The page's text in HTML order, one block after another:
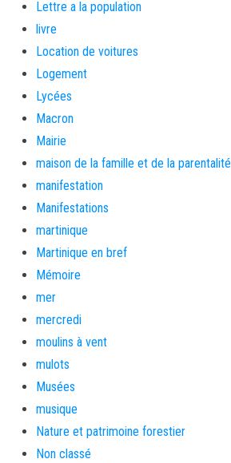
Lettre a la population
livre
Location de voitures
Logement
Lycées
Macron
Mairie
maison de la famille et de la parentalité
manifestation
Manifestations
martinique
Martinique en bref
Mémoire
mer
mercredi
moulins à vent
mulots
Musées
musique
Nature et patrimoine forestier
Non classé